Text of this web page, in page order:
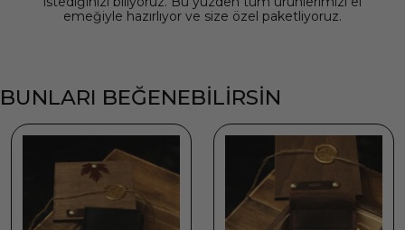
emeğiyle hazırlıyor ve size özel paketliyoruz.
BUNLARI BEĞENEBİLİRSİN